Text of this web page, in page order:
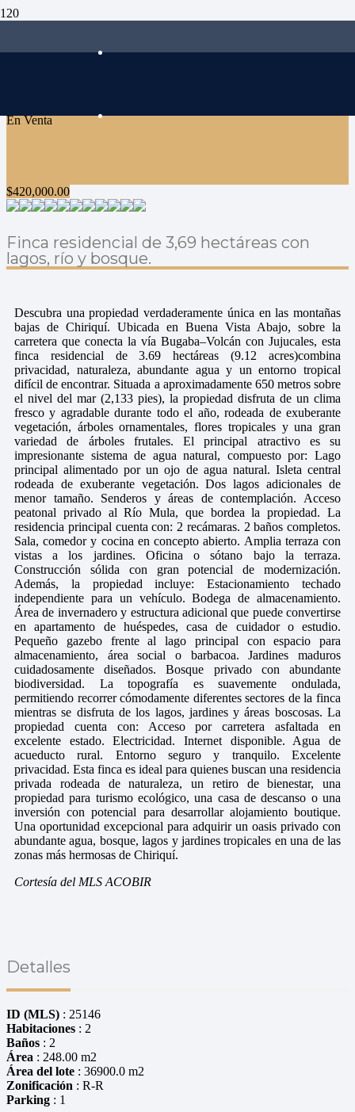
En Venta
$420,000.00
Finca residencial de 3,69 hectáreas con
lagos, río y bosque.
Descubra una propiedad verdaderamente única en las montañas
bajas de Chiriquí. Ubicada en Buena Vista Abajo, sobre la
carretera que conecta la vía Bugaba–Volcán con Jujucales, esta
finca residencial de 3.69 hectáreas (9.12 acres)combina
privacidad, naturaleza, abundante agua y un entorno tropical
difícil de encontrar. Situada a aproximadamente 650 metros sobre
el nivel del mar (2,133 pies), la propiedad disfruta de un clima
fresco y agradable durante todo el año, rodeada de exuberante
vegetación, árboles ornamentales, flores tropicales y una gran
variedad de árboles frutales. El principal atractivo es su
impresionante sistema de agua natural, compuesto por: Lago
principal alimentado por un ojo de agua natural. Isleta central
rodeada de exuberante vegetación. Dos lagos adicionales de
menor tamaño. Senderos y áreas de contemplación. Acceso
peatonal privado al Río Mula, que bordea la propiedad. La
residencia principal cuenta con: 2 recámaras. 2 baños completos.
Sala, comedor y cocina en concepto abierto. Amplia terraza con
vistas a los jardines. Oficina o sótano bajo la terraza.
Construcción sólida con gran potencial de modernización.
Además, la propiedad incluye: Estacionamiento techado
independiente para un vehículo. Bodega de almacenamiento.
Área de invernadero y estructura adicional que puede convertirse
en apartamento de huéspedes, casa de cuidador o estudio.
Pequeño gazebo frente al lago principal con espacio para
almacenamiento, área social o barbacoa. Jardines maduros
cuidadosamente diseñados. Bosque privado con abundante
biodiversidad. La topografía es suavemente ondulada,
permitiendo recorrer cómodamente diferentes sectores de la finca
mientras se disfruta de los lagos, jardines y áreas boscosas. La
propiedad cuenta con: Acceso por carretera asfaltada en
excelente estado. Electricidad. Internet disponible. Agua de
acueducto rural. Entorno seguro y tranquilo. Excelente
privacidad. Esta finca es ideal para quienes buscan una residencia
privada rodeada de naturaleza, un retiro de bienestar, una
propiedad para turismo ecológico, una casa de descanso o una
inversión con potencial para desarrollar alojamiento boutique.
Una oportunidad excepcional para adquirir un oasis privado con
abundante agua, bosque, lagos y jardines tropicales en una de las
zonas más hermosas de Chiriquí.
Cortesía del MLS ACOBIR
Detalles
ID (MLS) : 25146
Habitaciones : 2
Baños : 2
Área : 248.00 m2
Área del lote : 36900.0 m2
Zonificación : R-R
Parking : 1